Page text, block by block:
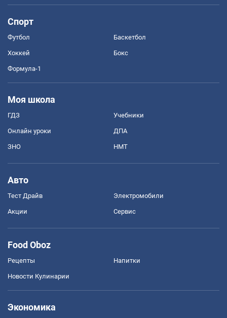
Спорт
Футбол Баскетбол
Хоккей Бокс
Формула-1
Моя школа
ГДЗ Учебники
Онлайн уроки ДПА
ЗНО НМТ
Авто
Тест Драйв Электромобили
Акции Сервис
Food Oboz
Рецепты Напитки
Новости Кулинарии
Экономика